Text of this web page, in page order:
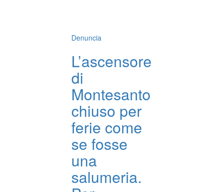
Denuncia
L’ascensore
di
Montesanto
chiuso per
ferie come
se fosse
una
salumeria.